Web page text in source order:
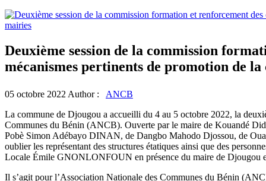
Deuxième session de la commission
mécanismes pertinents de promotion de
05 octobre 2022 Author : ANCB
La commune de Djougou a accueilli du 4 au 5 octobre 2022, la
Communes du Bénin (ANCB). Ouverte par le maire de Kouandé
Pobè Simon Adébayo DINAN, de Dangbo Mahodo Djossou, de
oublier les représentant des structures étatiques ainsi que des
Locale Émile GNONLONFOUN en présence du maire de
Il s’agit pour l’Association Nationale des Communes du Bénin